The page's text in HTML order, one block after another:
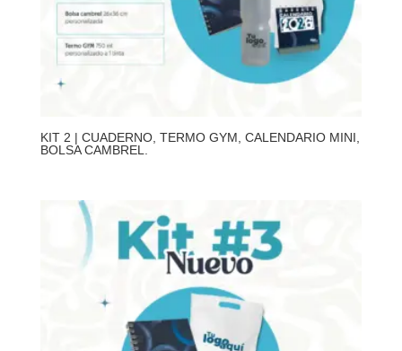
KIT 2 | CUADERNO, TERMO GYM, CALENDARIO MINI,
BOLSA CAMBREL.